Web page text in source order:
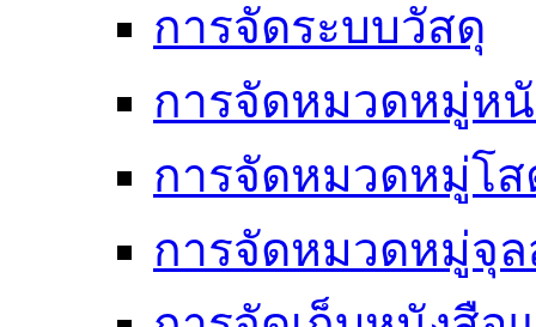
การจัดระบบวัสดุ
การจัดหมวดหมู่ห
การจัดหมวดหมู่โ
การจัดหมวดหมู่จุ